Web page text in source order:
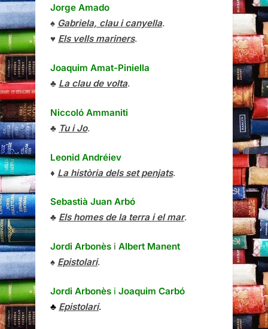
Jorge Amado
♠ Gabriela, clau i canyella.
♥ Els vells mariners.
Joaquim Amat-Piniella
♣ La clau de volta.
Niccoló Ammaniti
♣ Tu i Jo.
Leonid Andréiev
♦ La història dels set penjats.
Sebastià Juan Arbó
♣ Els homes de la terra i el mar.
Jordi Arbonès i Albert Manent
♠ Epistolari.
Jordi Arbonès i Joaquim Carbó
♣ Epistolari.